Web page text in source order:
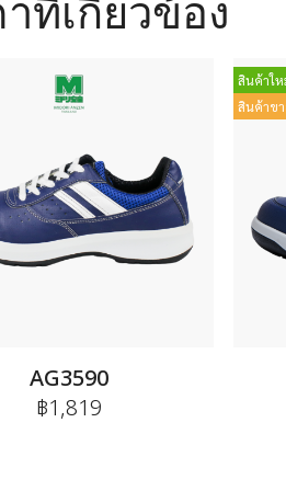
ที่เกี่ยวข้อง
AG3590
฿1,819
สินค้าให
สินค้าข